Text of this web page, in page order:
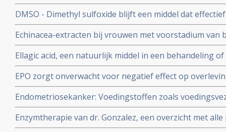
postmenopausale vrouwen - 50 tot 65 jaar
DMSO - Dimethyl sulfoxide blijft een middel dat
beroertes, pijnstilling, weefselletsel, auto-
kankerpatienten zorgt voor remissies
Echinacea-extracten bij vrouwen met voorstadium van
verhoogde L-SIL/CIN-1 waarden verkregen uit
voorstadium kanker sneller verdwijnen na 6 maanden
Ellagic acid, een natuurlijk middel in een behandeling
EPO zorgt onverwacht voor negatief effect op
aldus gerandomiseerde fase III studie.
Endometriosekanker: Voedingstoffen zoals
dan specifiek vitamines C, E en Betacaroteen en
endometriosekanker aanmerkelijk verlagen.
Enzymtherapie van dr. Gonzalez, een overzicht met